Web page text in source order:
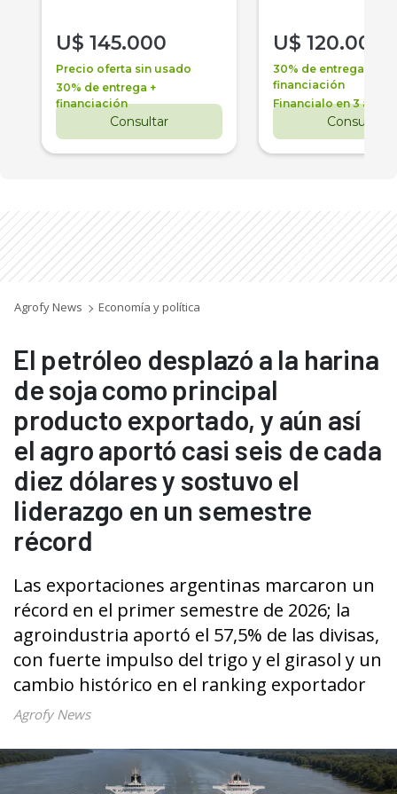
U$ 145.000
Precio oferta sin usado
30% de entrega +
financiación
Consultar
U$ 120.000
30% de entrega +
financiación
Financialo en 3 años
Consultar
Agrofy News Economía y política
El petróleo desplazó a la harina
de soja como principal
producto exportado, y aún así
el agro aportó casi seis de cada
diez dólares y sostuvo el
liderazgo en un semestre
récord
Las exportaciones argentinas marcaron un
récord en el primer semestre de 2026; la
agroindustria aportó el 57,5% de las divisas,
con fuerte impulso del trigo y el girasol y un
cambio histórico en el ranking exportador
Agrofy News